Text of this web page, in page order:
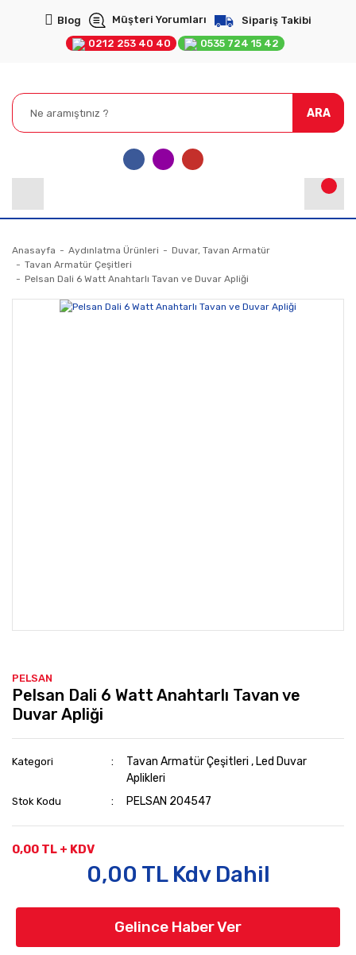
Blog Müşteri Yorumları
Sipariş Takibi
0212 253 40 40
0535 724 15 42
ARA
Anasayfa Aydınlatma Ürünleri
Duvar, Tavan Armatür
Tavan Armatür Çeşitleri
Pelsan Dali 6 Watt Anahtarlı Tavan ve Duvar Apliği
PELSAN
Pelsan Dali 6 Watt Anahtarlı Tavan ve
Duvar Apliği
Kategori Tavan Armatür Çeşitleri , Led Duvar
Aplikleri
Stok Kodu PELSAN 204547
0,00 TL + KDV
0,00 TL Kdv Dahil
Gelince Haber Ver